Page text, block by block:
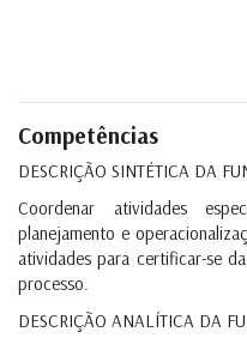
Competências
DESCRIÇÃO SINTÉTICA DA
Coordenar atividades
planejamento e
atividades para certificar-se
processo.
DESCRIÇÃO ANALÍTICA DA